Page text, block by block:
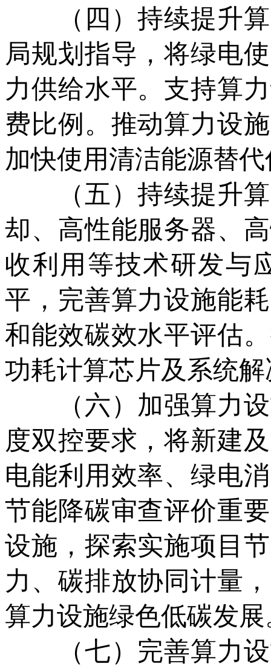
（四）持续提升算
局规划指导，将绿电
力供给水平。支持算
费比例。推动算力设
加快使用清洁能源替
（五）持续提升算
却、高性能服务器、
收利用等技术研发与
平，完善算力设施能
和能效碳效水平评估
功耗计算芯片及系统
（六）加强算力设
度双控要求，将新建
电能利用效率、绿电
节能降碳审查评价重
设施，探索实施项目
力、碳排放协同计量
算力设施绿色低碳发展
（七）完善算力设